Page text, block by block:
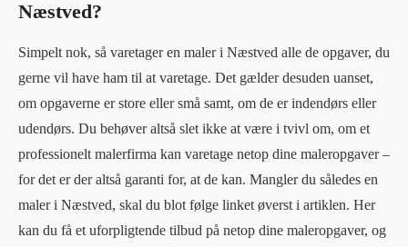
Næstved?
Simpelt nok, så varetager en maler i Næstved alle de opgaver, du
gerne vil have ham til at varetage. Det gælder desuden uanset,
om opgaverne er store eller små samt, om de er indendørs eller
udendørs. Du behøver altså slet ikke at være i tvivl om, om et
professionelt malerfirma kan varetage netop dine maleropgaver –
for det er der altså garanti for, at de kan. Mangler du således en
maler i Næstved, skal du blot følge linket øverst i artiklen. Her
kan du få et uforpligtende tilbud på netop dine maleropgaver, og